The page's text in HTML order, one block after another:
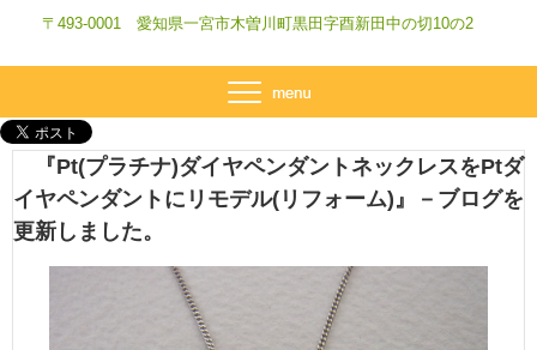
〒493-0001 愛知県一宮市木曽川町黒田字酉新田 中の切10の2
『Pt(プラチナ)ダイヤペンダントネックレスをPtダ
イヤペンダントにリモデル(リフォーム)』－ブログを
更新しました。